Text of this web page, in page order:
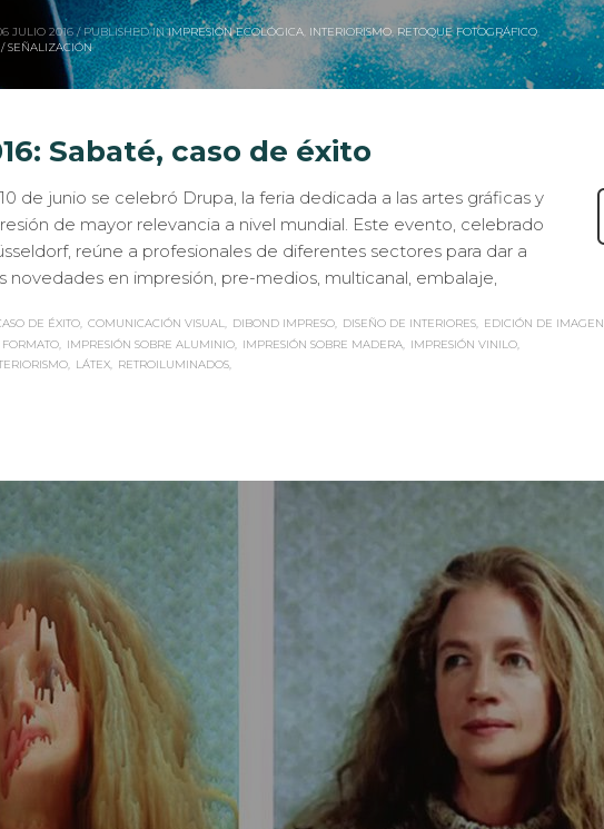
JULIO 2016 / PUBLISHED IN IMPRESIÓN ECOLÓGICA INTERIORISMO, RETOQUE FOTOGRÁFICO,
SEÑALIZACIÓN
Sabaté, caso de éxito
de junio se celebró Drupa, la feria dedicada a las artes gráficas y
de mayor relevancia a nivel mundial. Este evento, celebrado
reúne a profesionales de diferentes sectores para dar a
novedades en impresión, pre-medios, multicanal, embalaje,
DE ÉXITO COMUNICACIÓN VISUAL DIBOND IMPRESO DISEÑO DE INTERIORES
EDICIÓN DE IMAGEN
IMPRESIÓN SOBRE ALUMINIO IMPRESIÓN SOBRE MADERA
IMPRESIÓN VINILO
LÁTEX RETROILUMINADOS